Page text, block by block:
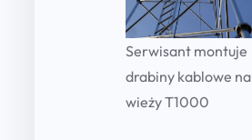
Serwisant montuje
drabiny kablowe na
wieży T1000